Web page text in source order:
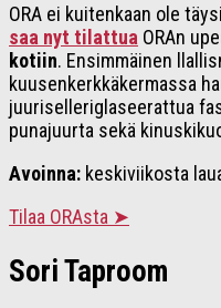
ORA ei kuitenkaan ole
saa nyt tilattua ORAn
kotiin. Ensimmäinen
kuusenkerkkäkermassa
juuriselleriglaseerattua
punajuurta sekä
Avoinna: keskiviikosta
Tilaa ORAsta ➤
Sori Taproom